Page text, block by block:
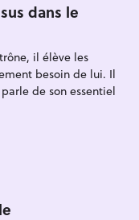
dans le
il élève les
besoin de lui. Il
de son essentiel